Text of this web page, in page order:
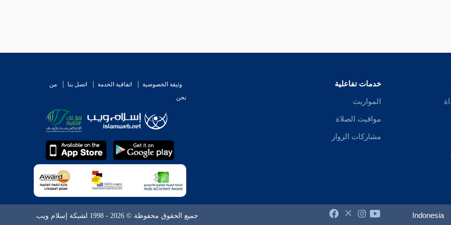
خدمات تفاعلية
المواريث
مواقيت الصلاة
مشاركات الزوار
وثيقة الخصوصية اتفاقية الخدمة اتصل بنا
من
نحن
Indonesia جميع الحقوق محفوظة © 2026 - 1998 لشبكة إسلام ويب